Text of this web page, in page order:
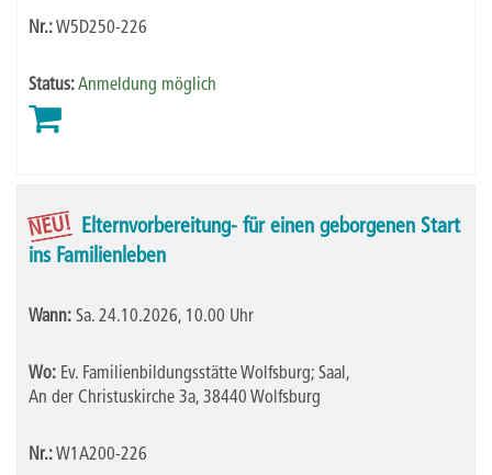
Nr.:W5D250-226
Status:Anmeldung möglich
NEU! Elternvorbereitung- für einen geborgenen Start
ins Familienleben
Wann: Sa. 24.10.2026, 10.00 Uhr
Wo: Ev. Familienbildungsstätte Wolfsburg; Saal,
An der Christuskirche 3a, 38440 Wolfsburg
Nr.:W1A200-226